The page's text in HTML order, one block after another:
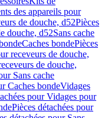
des appareils pour
de douche, d52Pièces
douche, d52Sans cache
Caches bondePièces
receveurs de douche,
de douche,
Sans cache
Caches bondeVidages
pour Vidages pour
Pièces détachées pour